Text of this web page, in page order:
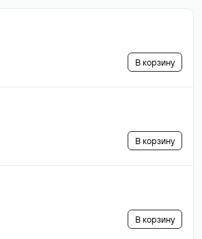
В корзину
В корзину
В корзину